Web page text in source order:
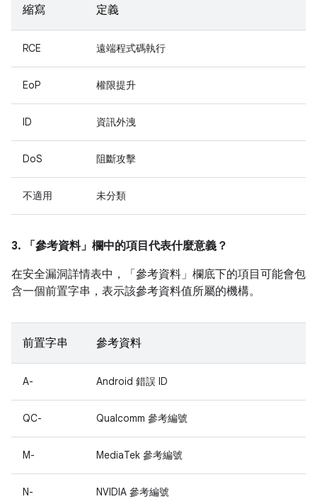
縮寫 定義
RCE 遠端程式碼執行
EoP 權限提升
ID 資訊外洩
DoS 阻斷攻擊
不適用 未分類
3. 「參考資料」 欄中的項目代表什麼意義？
在安全漏洞詳情表中，「參考資料」 欄底下的項目可能會包
含一個前置字串，表示該參考資料值所屬的機構。
前置字串 參考資料
A- Android 錯誤 ID
QC- Qualcomm 參考編號
M- MediaTek 參考編號
N- NVIDIA 參考編號